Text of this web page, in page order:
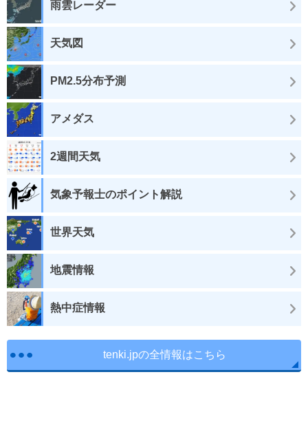
雨雲レーダー
天気図
PM2.5分布予測
アメダス
2週間天気
気象予報士のポイント解説
世界天気
地震情報
熱中症情報
tenki.jpの全情報はこちら